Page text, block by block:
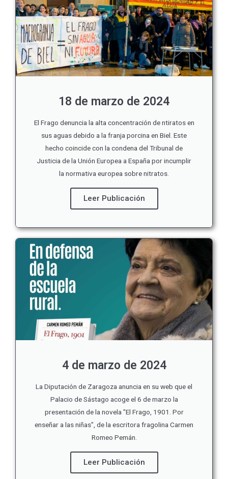
18 de marzo de 2024
El Frago denuncia la alta concentración de ntiratos en
sus aguas debido a la franja porcina en Biel. Este
hecho coincide con la condena del Tribunal de
Justicia de la Unión Europea a España por incumplir
la normativa europea sobre nitratos.
Leer Publicación
4 de marzo de 2024
La Diputación de Zaragoza anuncia en su web que el
Palacio de Sástago acoge el 6 de marzo la
presentación de la novela "El Frago, 1901. Por
enseñar a las niñas", de la escritora fragolina Carmen
Romeo Pemán.
Leer Publicación